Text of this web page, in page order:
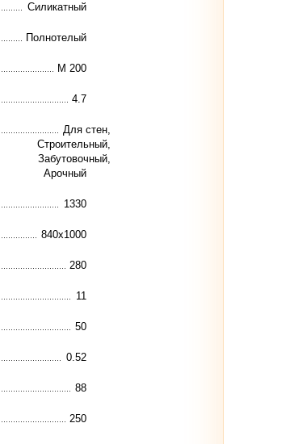
Силикатный
Полнотелый
М 200
4.7
Для стен,
Строительный,
Забутовочный,
Арочный
1330
840х1000
280
11
50
0.52
88
250